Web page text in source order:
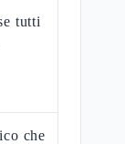
tutti
che